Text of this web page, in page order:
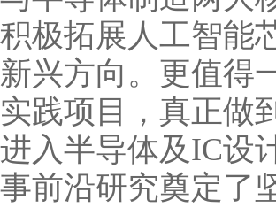
积极拓展人工智能
新兴方向。更值得
实践项目，真正做
进入半导体及IC设
事前沿研究奠定了